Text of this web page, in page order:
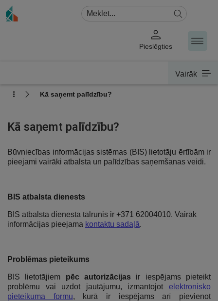
Pieslēgties
Vairāk
Kā saņemt palīdzību?
Kā saņemt palīdzību?
Būvniecības informācijas sistēmas (BIS) lietotāju ērtībām ir
pieejami vairāki atbalsta un palīdzības saņemšanas veidi.
BIS atbalsta dienests
BIS atbalsta dienesta tālrunis ir +371 62004010. Vairāk
informācijas pieejama kontaktu sadaļā.
Problēmas pieteikums
BIS lietotājiem pēc autorizācijas ir iespējams pieteikt
problēmu vai uzdot jautājumu, izmantojot elektronisko
pieteikuma formu, kurā ir iespējams arī pievienot